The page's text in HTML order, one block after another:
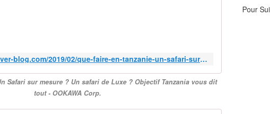
p
uR
F
http://ookawa-corp.over-blog.com/2019/02/que-faire-en-tanzanie-un-safari-sur-mesure-un-safari-de-luxe-objectif-tanzania-vous-dit-tout.html
Safari sur mesure ? Un safari de Luxe ? Objectif Tanzania vous dit
tout - OOKAWA Corp.
Pour